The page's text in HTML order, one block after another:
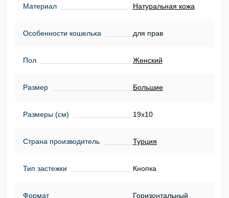
Материал Натуральная кожа
Особенности кошелька для прав
Пол Женский
Размер Большие
Размеры (см) 19х10
Страна производитель Турция
Тип застежки Кнопка
Формат Горизонтальный